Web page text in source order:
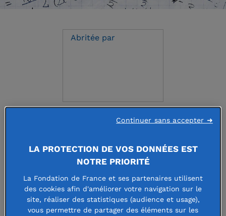
Abritée par
FONDS FRANCOIS
PERROUX
Faire un don à cette fondation
LA PROTECTION DE VOS DONNÉES EST
NOTRE PRIORITÉ
La Fondation de France et ses partenaires utilisent
des cookies afin d'améliorer votre navigation sur le
site, réaliser des statistiques (audience et usage),
vous permettre de partager des éléments sur les
Continuer sans accepter ➜